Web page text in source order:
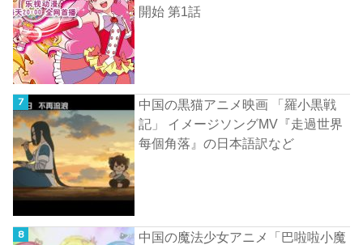
開始 第1話
中国の黒猫アニメ映画 「羅小黒戦
記」 イメージソングMV『走過世界
每個角落』の日本語訳など
中国の魔法少女アニメ「巴啦啦小魔